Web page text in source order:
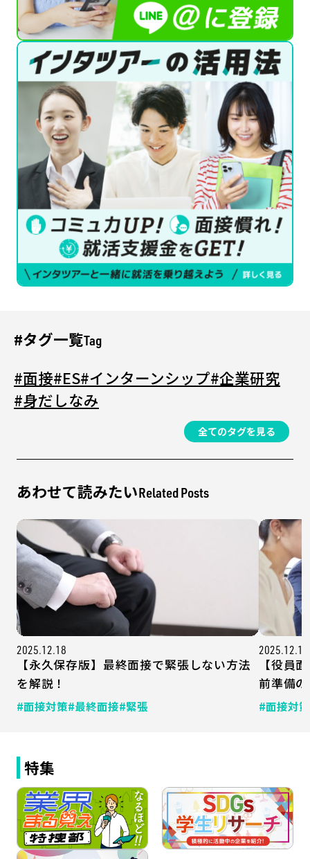
Tag
#タグ一覧
#面接#ES#インターンシップ#企業研究
#身だしなみ
全てのタグを見る
Related Posts
あわせて読みたい
2025.12.18
【永久保存版】最終面接で緊張しない方法
を解説！
#面接対策#最終面接#緊張
2025.12.15
【役員
前準備
#面接対策
特集